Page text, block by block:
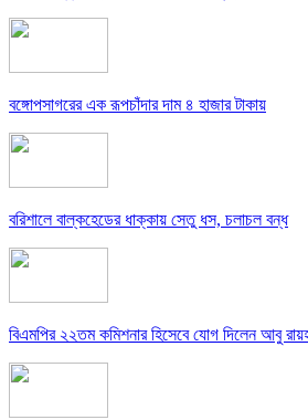
বঙ্গোপসাগরের এক রূপচাঁদার দাম ৪ হাজার টাকায়
বরিশালে বাল্কহেডের ধাক্কায় সেতু ধস, চলাচল বন্ধ
বিএমপির ২২তম কমিশনার হিসেবে যোগ দিলেন আবু